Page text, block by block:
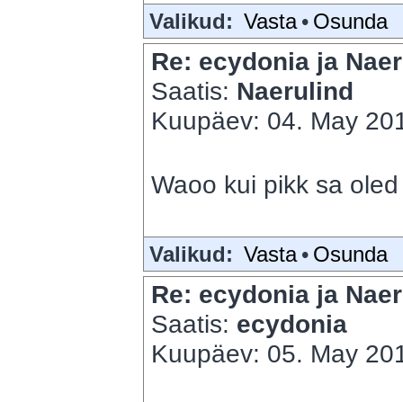
Valikud: Vasta • Osunda
Re: ecydonia ja
Saatis: Naerulind
Kuupäev: 04. May
Waoo kui pikk sa
Valikud: Vasta • Osunda
Re: ecydonia ja
Saatis: ecydonia
Kuupäev: 05. May